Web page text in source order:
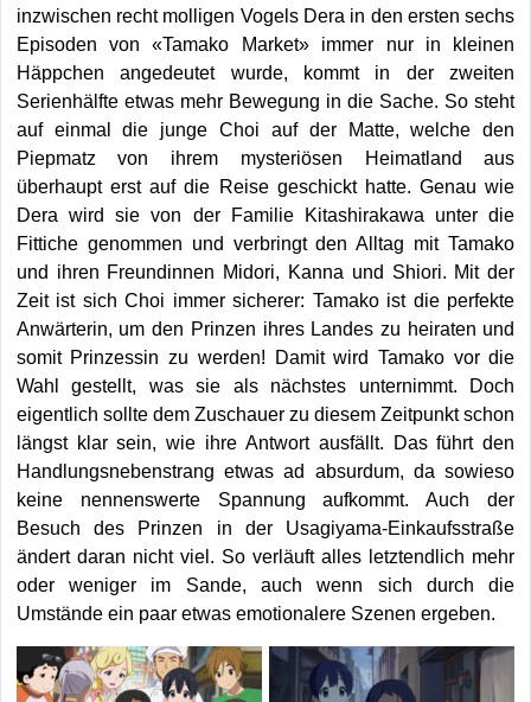
inzwischen recht molligen Vogels Dera in den ersten sechs
Episoden von «Tamako Market» immer nur in kleinen
Häppchen angedeutet wurde, kommt in der zweiten
Serienhälfte etwas mehr Bewegung in die Sache. So steht
auf einmal die junge Choi auf der Matte, welche den
Piepmatz von ihrem mysteriösen Heimatland aus
überhaupt erst auf die Reise geschickt hatte. Genau wie
Dera wird sie von der Familie Kitashirakawa unter die
Fittiche genommen und verbringt den Alltag mit Tamako
und ihren Freundinnen Midori, Kanna und Shiori. Mit der
Zeit ist sich Choi immer sicherer: Tamako ist die perfekte
Anwärterin, um den Prinzen ihres Landes zu heiraten und
somit Prinzessin zu werden! Damit wird Tamako vor die
Wahl gestellt, was sie als nächstes unternimmt. Doch
eigentlich sollte dem Zuschauer zu diesem Zeitpunkt schon
längst klar sein, wie ihre Antwort ausfällt. Das führt den
Handlungsnebenstrang etwas ad absurdum, da sowieso
keine nennenswerte Spannung aufkommt. Auch der
Besuch des Prinzen in der Usagiyama-Einkaufsstraße
ändert daran nicht viel. So verläuft alles letztendlich mehr
oder weniger im Sande, auch wenn sich durch die
Umstände ein paar etwas emotionalere Szenen ergeben.